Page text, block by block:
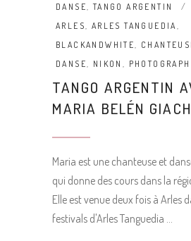
DANSE
TANGO ARGENTIN
ARLES
ARLES TANGUEDIA
BLACKANDWHITE
DANSE
NIKON
TANGO ARGENTIN
MARIA BELÉN
Maria est une chanteuse et
qui donne des cours dans la
Elle est venue deux fois à Arles
festivals d'Arles Tanguedia